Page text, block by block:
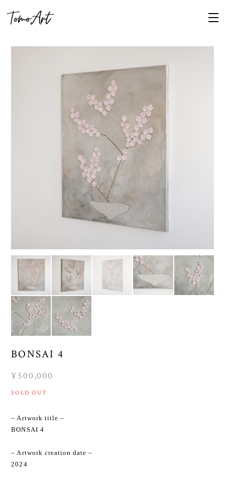
BONSAI 4
¥500,000
SOLD OUT
– Artwork title –
BONSAI 4
– Artwork creation date –
2024